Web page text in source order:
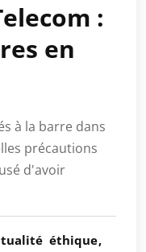
:
en
à la barre dans
précautions
d'avoir
éthique